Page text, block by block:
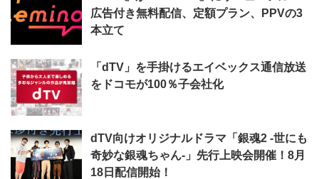
広告付き無料配信、定額プラン、PPVの3
本立て
「dTV」を手掛けるエイベックス通信放送
をドコモが100％子会社化
dTV向けオリジナルドラマ「銀魂2 -世にも
奇妙な銀魂ちゃん-」先行上映会開催！8月
18日配信開始！